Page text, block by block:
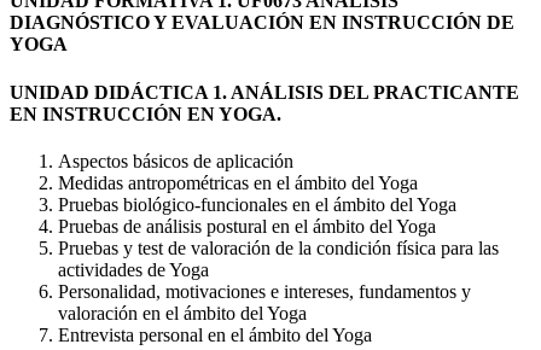
DIAGNÓSTICO Y EVALUACIÓN EN INSTRUCCIÓN DE
YOGA
UNIDAD DIDÁCTICA 1. ANÁLISIS DEL PRACTICANTE
EN INSTRUCCIÓN EN YOGA.
Aspectos básicos de aplicación
Medidas antropométricas en el ámbito del Yoga
Pruebas biológico-funcionales en el ámbito del Yoga
Pruebas de análisis postural en el ámbito del Yoga
Pruebas y test de valoración de la condición física para las
actividades de Yoga
Personalidad, motivaciones e intereses, fundamentos y
valoración en el ámbito del Yoga
Entrevista personal en el ámbito del Yoga